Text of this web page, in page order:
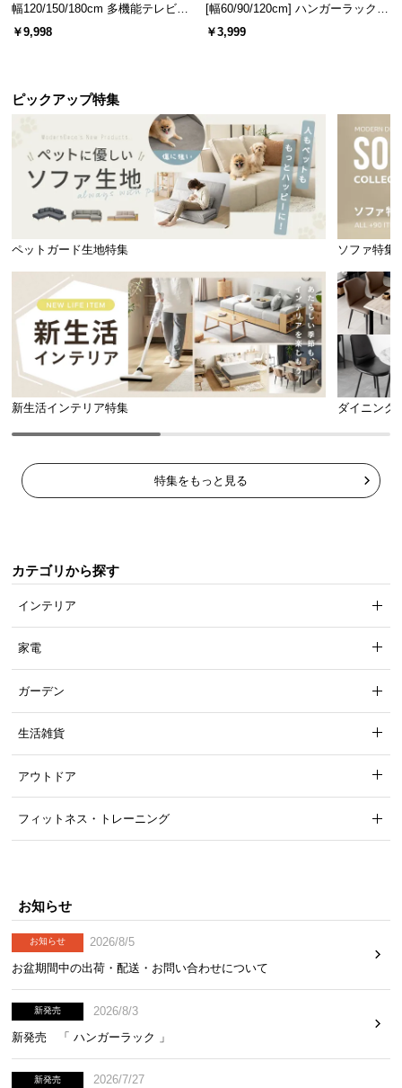
耐荷重 約150㎏
補強鉄板でぐらつきを防止
ベースの裏はしっかりと固定する鉄板で補強。ぐら
優しい丸みの面取り加工
天板とベースには「面取り加工」を施し角を丸くし
ました。小さなお子様がいるご家庭でも安心です。
幅120/150/180cm 多機能テレビボ
ード 木目/石目調 オープン収納・
引き出し収納付き
￥9,998
[幅60/90/120cm] ハンガーラック
スチール 4段階高さ調節 サイドフ
ック オープンラック シンプル
￥3,999
ピックアップ特集
ペットガード生地特集 ソファ特集
新生活インテリア特集 ダイニング
特集をもっと見る
カテゴリから探す
インテリア
家電
ガーデン
生活雑貨
アウトドア
フィットネス・トレーニング
お知らせ
お知らせ
2026/8/5
お盆期間中の出荷・配送・お問い合わせについて
新発売
2026/8/3
新発売 「 ハンガーラック 」
新発売
2026/7/27